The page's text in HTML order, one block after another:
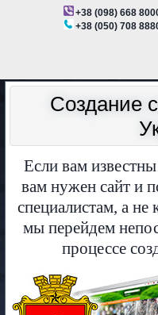
+38 (098) 668
+38 (050) 708
Создание
Если вам
вам нужен сайт и
специалистам, а
мы перейдем
процессе